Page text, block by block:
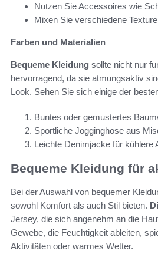
Nutzen Sie Accessoires wie
Mixen Sie verschiedene
Farben und Materialien
Bequeme Kleidung sollte nicht nur
hervorragend, da sie atmungsaktiv
Look. Sehen Sie sich einige der
Buntes oder gemustertes
Sportliche Jogginghose aus
Leichte Denimjacke für kühlere
Bequeme Kleidung für
Bei der Auswahl von bequemer
sowohl Komfort als auch Stil bieten.
Jersey, die sich angenehm an die
Gewebe, die Feuchtigkeit ableiten,
Aktivitäten oder warmes Wetter.